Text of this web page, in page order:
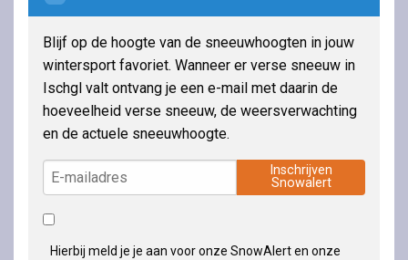
Blijf op de hoogte van de sneeuwhoogten in jouw
wintersport favoriet. Wanneer er verse sneeuw in
Ischgl valt ontvang je een e-mail met daarin de
hoeveelheid verse sneeuw, de weersverwachting
en de actuele sneeuwhoogte.
Inschrijven
Snowalert
Hierbij meld je je aan voor onze SnowAlert en onze